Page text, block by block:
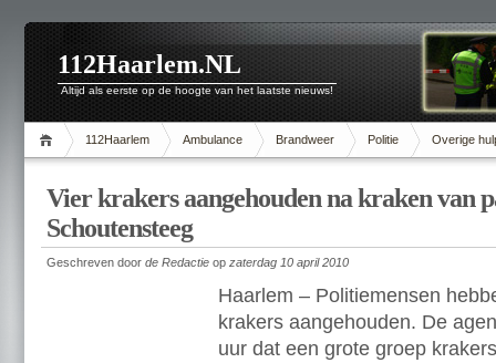
112Haarlem.NL
Altijd als eerste op de hoogte van het laatste nieuws!
112Haarlem Ambulance Brandweer Politie Overige
Vier krakers aangehouden na kraken van
Schoutensteeg
Geschreven door de Redactie op zaterdag 10 april 2010
Haarlem – Politiemensen
krakers aangehouden. De
uur dat een grote groep